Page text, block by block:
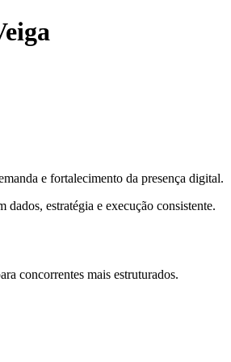
e fortalecimento da presença digital.
estratégia e execução consistente.
concorrentes mais estruturados.